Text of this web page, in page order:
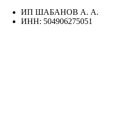
ИП ШАБАНОВ А. А.
ИНН: 504906275051